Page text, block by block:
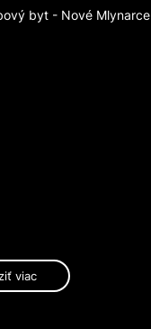
byt - Nové Mlynarce
viac